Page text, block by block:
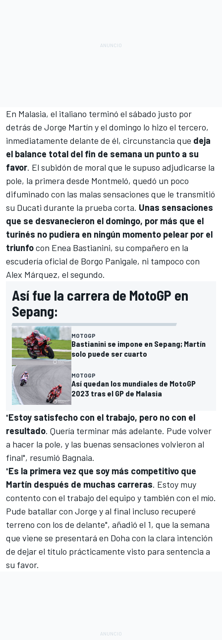
En Malasia, el italiano terminó el sábado justo por
detrás de Jorge Martín y el domingo lo hizo el tercero,
inmediatamente delante de él, circunstancia que deja
el balance total del fin de semana un punto a su
favor. El subidón de moral que le supuso adjudicarse la
pole, la primera desde Montmeló, quedó un poco
difuminado con las malas sensaciones que le transmitió
su Ducati durante la prueba corta. Unas sensaciones
que se desvanecieron el domingo, por más que el
turinés no pudiera en ningún momento pelear por el
triunfocon Enea Bastianini, su compañero en la
escudería oficial de Borgo Panigale, ni tampoco con
Alex Márquez, el segundo.
Así fue la carrera de MotoGP en
Sepang:
MOTOGP
Bastianini se impone en Sepang; Martín
solo puede ser cuarto
MOTOGP
Así quedan los mundiales de MotoGP
2023 tras el GP de Malasia
"Estoy satisfecho con el trabajo, pero no con el
resultado. Quería terminar más adelante. Pude volver
a hacer la pole, y las buenas sensaciones volvieron al
final", resumió Bagnaia.
"Es la primera vez que soy más competitivo que
Martín después de muchas carreras. Estoy muy
contento con el trabajo del equipo y también con el mío.
Pude batallar con Jorge y al final incluso recuperé
terreno con los de delante", añadió el 1, que la semana
que viene se presentará en Doha con la clara intención
de dejar el título prácticamente visto para sentencia a
su favor.